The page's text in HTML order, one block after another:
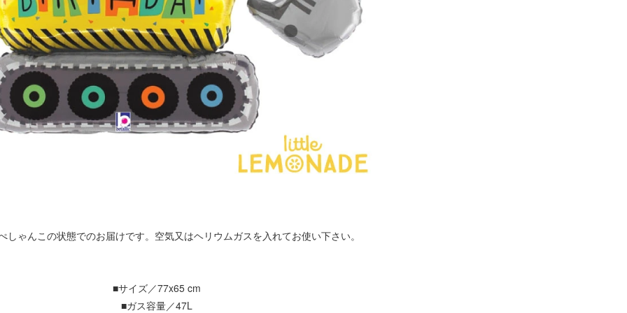
しゃんこの状態でのお届けです。空気又はヘリウムガスを入れてお使い下さい。
■サイズ／77x65 cm
■ガス容量／47L